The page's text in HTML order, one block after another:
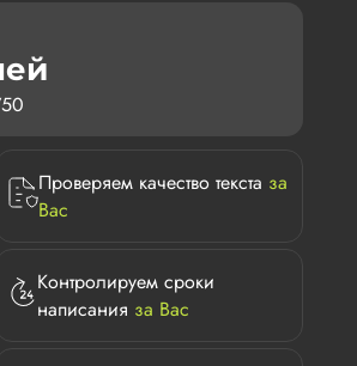
Проверяем качество текста за
Вас
Контролируем сроки
написания за Вас